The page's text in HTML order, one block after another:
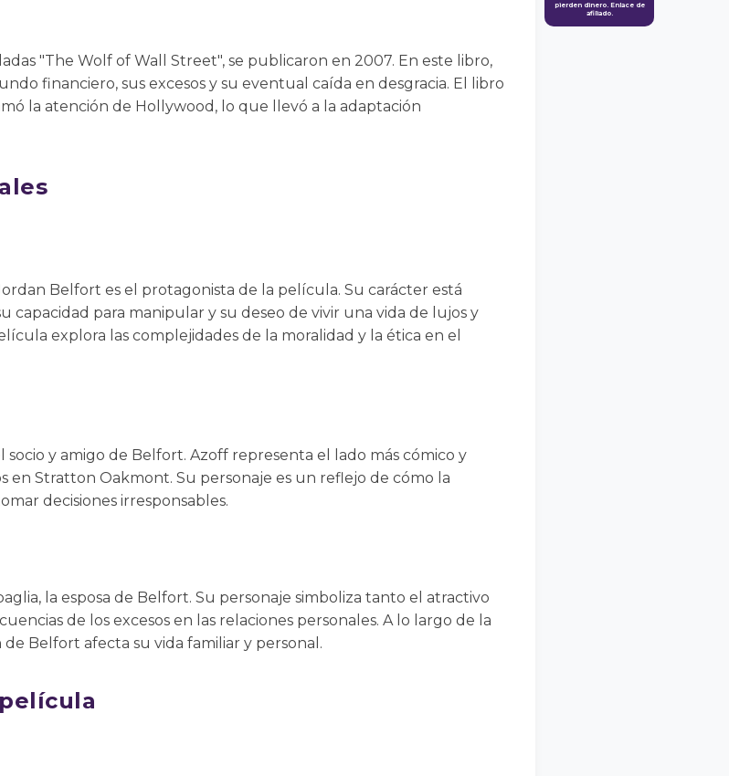
"The Wolf of Wall Street", se publicaron en 2007. En este libro,
financiero, sus excesos y su eventual caída en desgracia. El libro
la atención de Hollywood, lo que llevó a la adaptación
Belfort es el protagonista de la película. Su carácter está
capacidad para manipular y su deseo de vivir una vida de lujos y
explora las complejidades de la moralidad y la ética en el
y amigo de Belfort. Azoff representa el lado más cómico y
en Stratton Oakmont. Su personaje es un reflejo de cómo la
decisiones irresponsables.
la esposa de Belfort. Su personaje simboliza tanto el atractivo
de los excesos en las relaciones personales. A lo largo de la
Belfort afecta su vida familiar y personal.
pierden dinero. Enlace de
afiliado.